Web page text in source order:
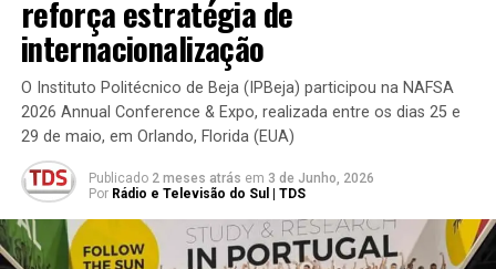
reforça estratégia de
internacionalização
O Instituto Politécnico de Beja (IPBeja) participou na NAFSA
2026 Annual Conference & Expo, realizada entre os dias 25 e
29 de maio, em Orlando, Florida (EUA)
Publicado 2 meses atrás em 3 de Junho, 2026
Por Rádio e Televisão do Sul | TDS